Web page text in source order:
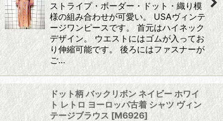
ストライプ・ボーダー・ドット・織り模
様の組み合わせが可愛い。 USAヴィンテ
ージワンピースです。 首元はハイネック
デザイン。 ウエストにはゴムが入ってお
り伸縮可能です。 後ろにはファスナーが
ご…
ドット柄 バックリボン ネイビー ホワイ
ト レトロ ヨーロッパ古着 シャツ ヴィン
テージブラウス[M6926]